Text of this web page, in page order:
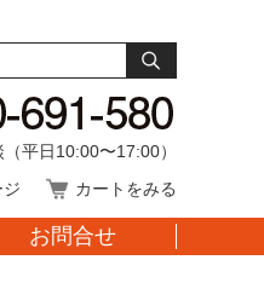
平日10:00〜17:00）
ジ カートをみる
お問合せ